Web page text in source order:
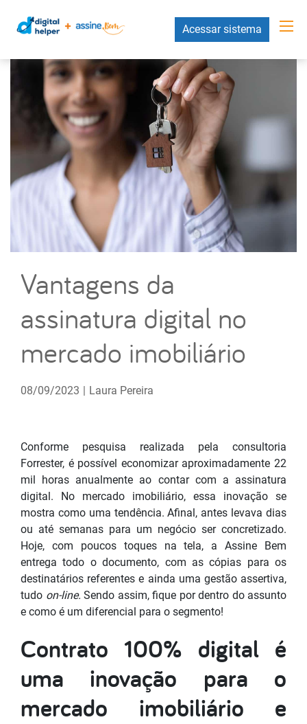
Acessar sistema
Vantagens da
assinatura digital no
mercado imobiliário
08/09/2023 | Laura Pereira
Conforme pesquisa realizada pela consultoria
Forrester, é possível economizar aproximadamente 22
mil horas anualmente ao contar com a assinatura
digital. No mercado imobiliário, essa inovação se
mostra como uma tendência. Afinal, antes levava dias
ou até semanas para um negócio ser concretizado.
Hoje, com poucos toques na tela, a Assine Bem
entrega todo o documento, com as cópias para os
destinatários referentes e ainda uma gestão assertiva,
tudo on-line. Sendo assim, fique por dentro do assunto
e como é um diferencial para o segmento!
Contrato 100% digital é
uma inovação para o
mercado imobiliário e